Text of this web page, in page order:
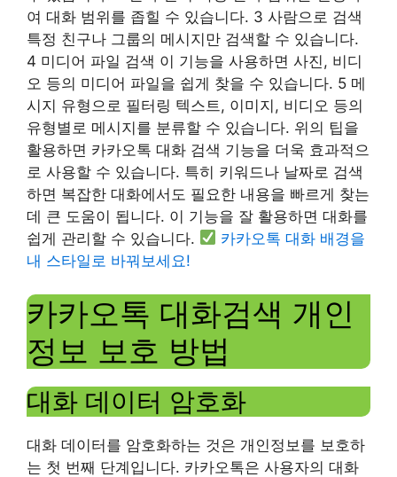
여 대화 범위를 좁힐 수 있습니다. 3 사람으로 검색
특정 친구나 그룹의 메시지만 검색할 수 있습니다.
4 미디어 파일 검색 이 기능을 사용하면 사진, 비디
오 등의 미디어 파일을 쉽게 찾을 수 있습니다. 5 메
시지 유형으로 필터링 텍스트, 이미지, 비디오 등의
유형별로 메시지를 분류할 수 있습니다. 위의 팁을
활용하면 카카오톡 대화 검색 기능을 더욱 효과적으
로 사용할 수 있습니다. 특히 키워드나 날짜로 검색
하면 복잡한 대화에서도 필요한 내용을 빠르게 찾는
데 큰 도움이 됩니다. 이 기능을 잘 활용하면 대화를
쉽게 관리할 수 있습니다.
카카오톡 대화 배경을
내 스타일로 바꿔보세요!
카카오톡 대화검색 개인
정보 보호 방법
대화 데이터 암호화
대화 데이터를 암호화하는 것은 개인정보를 보호하
는 첫 번째 단계입니다. 카카오톡은 사용자의 대화